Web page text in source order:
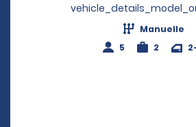
Manuelle
5
2